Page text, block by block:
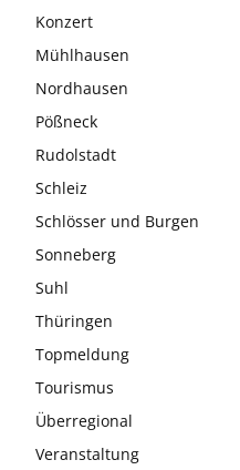
Konzert
Mühlhausen
Nordhausen
Pößneck
Rudolstadt
Schleiz
Schlösser und Burgen
Sonneberg
Suhl
Thüringen
Topmeldung
Tourismus
Überregional
Veranstaltung